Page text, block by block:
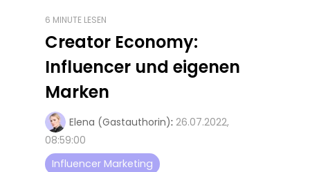
6 MINUTE LESEN
Creator Economy:
Influencer und eigenen
Marken
Elena (Gastauthorin): 26.07.2022,
08:59:00
Influencer Marketing